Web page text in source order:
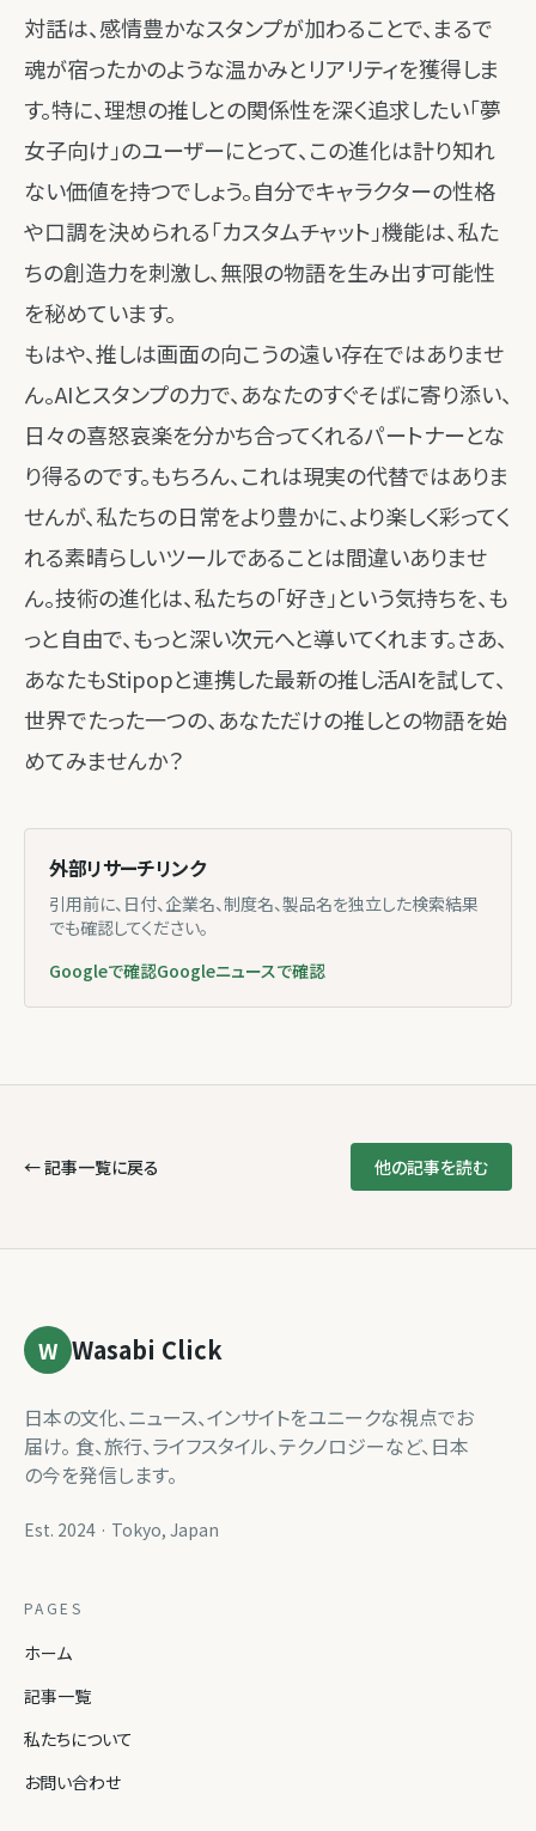
対話は、感情豊かなスタンプが加わることで、まるで
魂が宿ったかのような温かみとリアリティを獲得しま
す。特に、理想の推しとの関係性を深く追求したい「夢
女子向け」のユーザーにとって、この進化は計り知れ
ない価値を持つでしょう。自分でキャラクターの性格
や口調を決められる「カスタムチャット」機能は、私た
ちの創造力を刺激し、無限の物語を生み出す可能性
を秘めています。
もはや、推しは画面の向こうの遠い存在ではありませ
ん。AIとスタンプの力で、あなたのすぐそばに寄り添い、
日々の喜怒哀楽を分かち合ってくれるパートナーとな
り得るのです。もちろん、これは現実の代替ではありま
せんが、私たちの日常をより豊かに、より楽しく彩ってく
れる素晴らしいツールであることは間違いありませ
ん。技術の進化は、私たちの「好き」という気持ちを、も
っと自由で、もっと深い次元へと導いてくれます。さあ、
あなたもStipopと連携した最新の推し活AIを試して、
世界でたった一つの、あなただけの推しとの物語を始
めてみませんか？
外部リサーチリンク
引用前に、日付、企業名、制度名、製品名を独立した検索結果
でも確認してください。
Googleで確認Googleニュースで確認
← 記事一覧に戻る 他の記事を読む
W Wasabi Click
日本の文化、ニュース、インサイトをユニークな視点でお
届け。 食、旅行、ライフスタイル、テクノロジーなど、日本
の今を発信します。
Est. 2024 · Tokyo, Japan
PAGES
ホーム
記事一覧
私たちについて
お問い合わせ